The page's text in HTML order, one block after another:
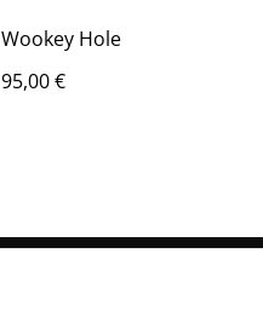
Wookey Hole
95,00 €